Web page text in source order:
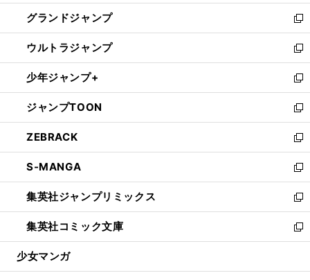
ウ
で
開
く
ン
ド
ウ
で
開
く
ウ
ィ
ン
ド
ウ
で
開
く
し
い
ウ
ィ
ン
ド
ウ
で
開
く
グランドジャンプ
新
し
い
ウ
ィ
ン
ド
ウ
で
開
く
ウルトラジャンプ
新
し
い
ウ
ィ
ン
ド
ウ
で
開
く
少年ジャンプ+
新
し
い
ウ
ィ
ン
ド
ウ
で
開
く
ジャンプTOON
新
し
い
ウ
ィ
ン
ド
ウ
で
開
ZEBRACK
新
し
い
ウ
ィ
ン
ド
ウ
開
S-MANGA
新
し
い
ウ
ィ
ン
ウ
集英社ジャンプリミックス
新
し
い
ウ
ン
集英社コミック文庫
新
し
ウ
少女マンガ